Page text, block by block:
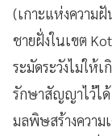
(เกาะแห่งความ
ชายฝั่งในเขต
ระมัดระวังไม่ให้
รักษาสัญญาไว้ไ
มลพิษสร้างควา